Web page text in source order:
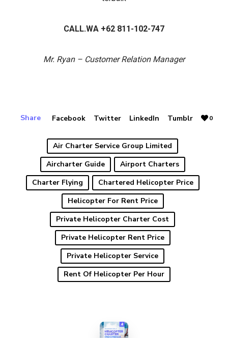
CALL.WA +62 811-102-747
Mr. Ryan – Customer Relation Manager
Share Facebook Twitter LinkedIn Tumblr 0
Air Charter Service Group Limited
Aircharter Guide
Airport Charters
Charter Flying
Chartered Helicopter Price
Helicopter For Rent Price
Private Helicopter Charter Cost
Private Helicopter Rent Price
Private Helicopter Service
Rent Of Helicopter Per Hour